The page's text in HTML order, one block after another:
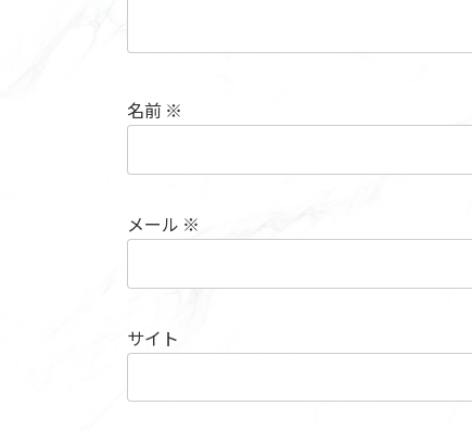
名前 ※
メール ※
サイト